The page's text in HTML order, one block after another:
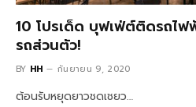
10 โปรเด็ด บุฟเฟ่ต์ติดรถไฟ
รถส่วนตัว!
BY HH กันยายน 9, 2020
ต้อนรับหยุดยาวชดเชยว…